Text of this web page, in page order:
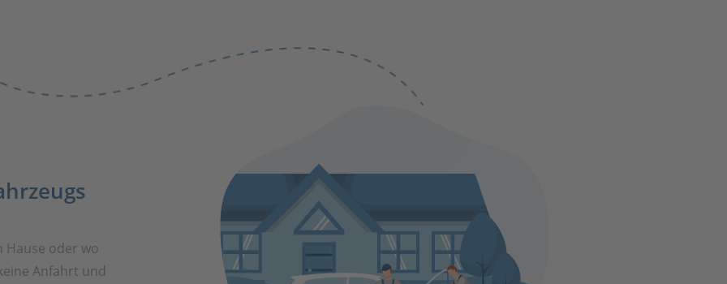
Hause oder wo
Anfahrt und